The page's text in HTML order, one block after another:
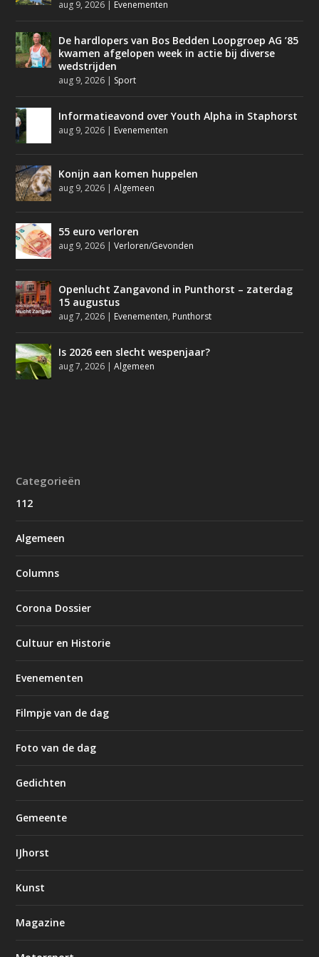
aug 9, 2026 | Evenementen
De hardlopers van Bos Bedden Loopgroep AG ’85
kwamen afgelopen week in actie bij diverse
wedstrijden
aug 9, 2026 | Sport
Informatieavond over Youth Alpha in Staphorst
aug 9, 2026 | Evenementen
Konijn aan komen huppelen
aug 9, 2026 |Algemeen
55 euro verloren
aug 9, 2026 |Verloren/Gevonden
Openlucht Zangavond in Punthorst – zaterdag
15 augustus
aug 7, 2026 | Evenementen, Punthorst
Is 2026 een slecht wespenjaar?
aug 7, 2026 |Algemeen
Categorieën
112
Algemeen
Columns
Corona Dossier
Cultuur en Historie
Evenementen
Filmpje van de dag
Foto van de dag
Gedichten
Gemeente
IJhorst
Kunst
Magazine